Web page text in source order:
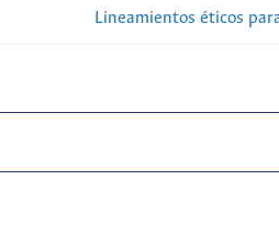
Lineamientos éticos